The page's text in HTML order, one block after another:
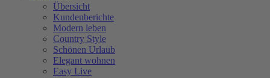
Übersicht
Kundenberichte
Modern leben
Country Style
Schönen Urlaub
Elegant wohnen
Easy Live